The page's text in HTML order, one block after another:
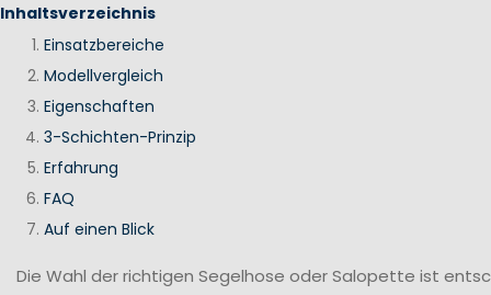
Inhaltsverzeichnis
Einsatzbereiche
Modellvergleich
Eigenschaften
3-Schichten-Prinzip
Erfahrung
FAQ
Auf einen Blick
Die Wahl der richtigen Segelhose oder Salopette ist